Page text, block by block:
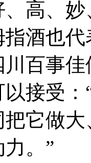
高、
酒也
百事
接受
它做
。”